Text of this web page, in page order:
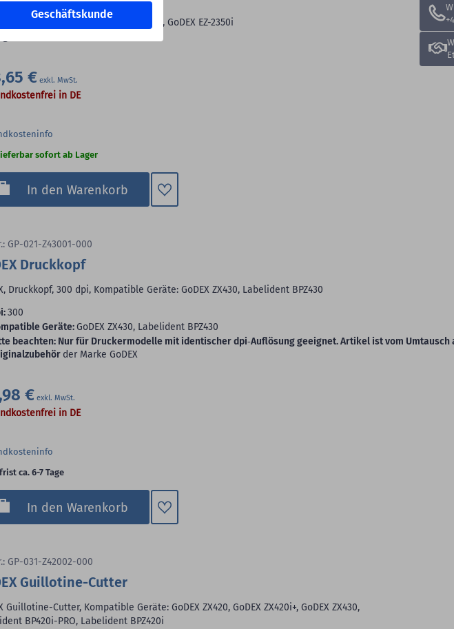
Geschäftskunde
Auflösung:300 dpi
GoDEX EZ-2300PLUS, GoDEX EZ-2350i
€
in DE
sofort ab Lager
In den Warenkorb
Zum
GP-021-Z43001-000
Druckkopf
Druckkopf, 300 dpi, Kompatible Geräte: GoDEX ZX430, Labelident BPZ430
300
Geräte:GoDEX ZX430, Labelident BPZ430
beachten: Nur für Druckermodelle mit identischer dpi‑Auflösung geeignet. Artikel ist vom Umtausch
der Marke GoDEX
€
in DE
ca. 6-7 Tage
In den Warenkorb
Zum
GP-031-Z42002-000
Guillotine-Cutter
Guillotine-Cutter, Kompatible Geräte: GoDEX ZX420, GoDEX ZX420i+, GoDEX ZX430,
BP420i-PRO, Labelident BPZ420i